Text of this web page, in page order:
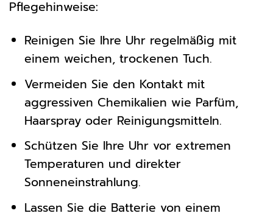
Pflegehinweise:
Reinigen Sie Ihre Uhr regelmäßig mit
einem weichen, trockenen Tuch.
Vermeiden Sie den Kontakt mit
aggressiven Chemikalien wie Parfüm,
Haarspray oder Reinigungsmitteln.
Schützen Sie Ihre Uhr vor extremen
Temperaturen und direkter
Sonneneinstrahlung.
Lassen Sie die Batterie von einem